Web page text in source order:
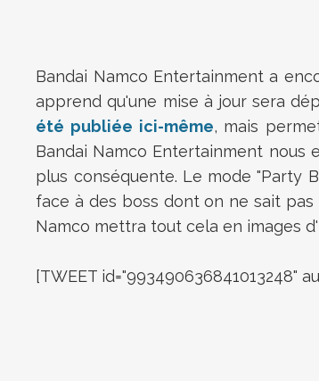
Bandai Namco Entertainment a
apprend qu'une mise à jour sera
été publiée ici-même, mais
Bandai Namco Entertainment
plus conséquente. Le mode "Party
face à des boss dont on ne sait
Namco mettra tout cela en images
[TWEET id="993490636841013248"